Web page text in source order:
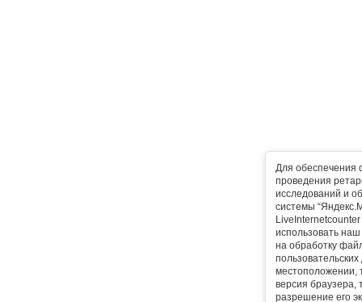
Для обеспечения
проведения
исследований и
системы
использовать
на обработку
местоположении,
версия браузера,
разрешение его